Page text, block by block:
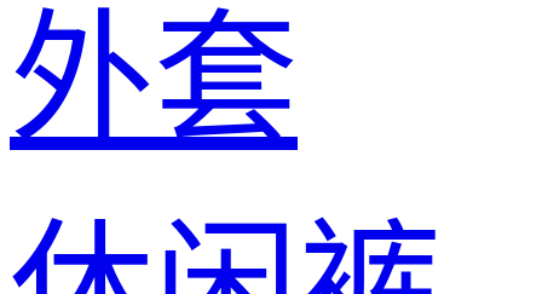
外套